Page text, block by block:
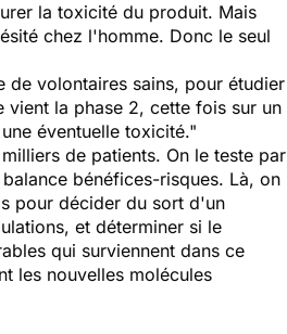
la toxicité du produit. Mais
chez l'homme. Donc le seul
de volontaires sains, pour étudier
la phase 2, cette fois sur un
éventuelle toxicité."
de patients. On le teste par
bénéfices-risques. Là, on
pour décider du sort d'un
et déterminer si le
qui surviennent dans ce
les nouvelles molécules